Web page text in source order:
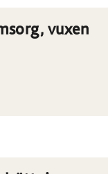
vuxen